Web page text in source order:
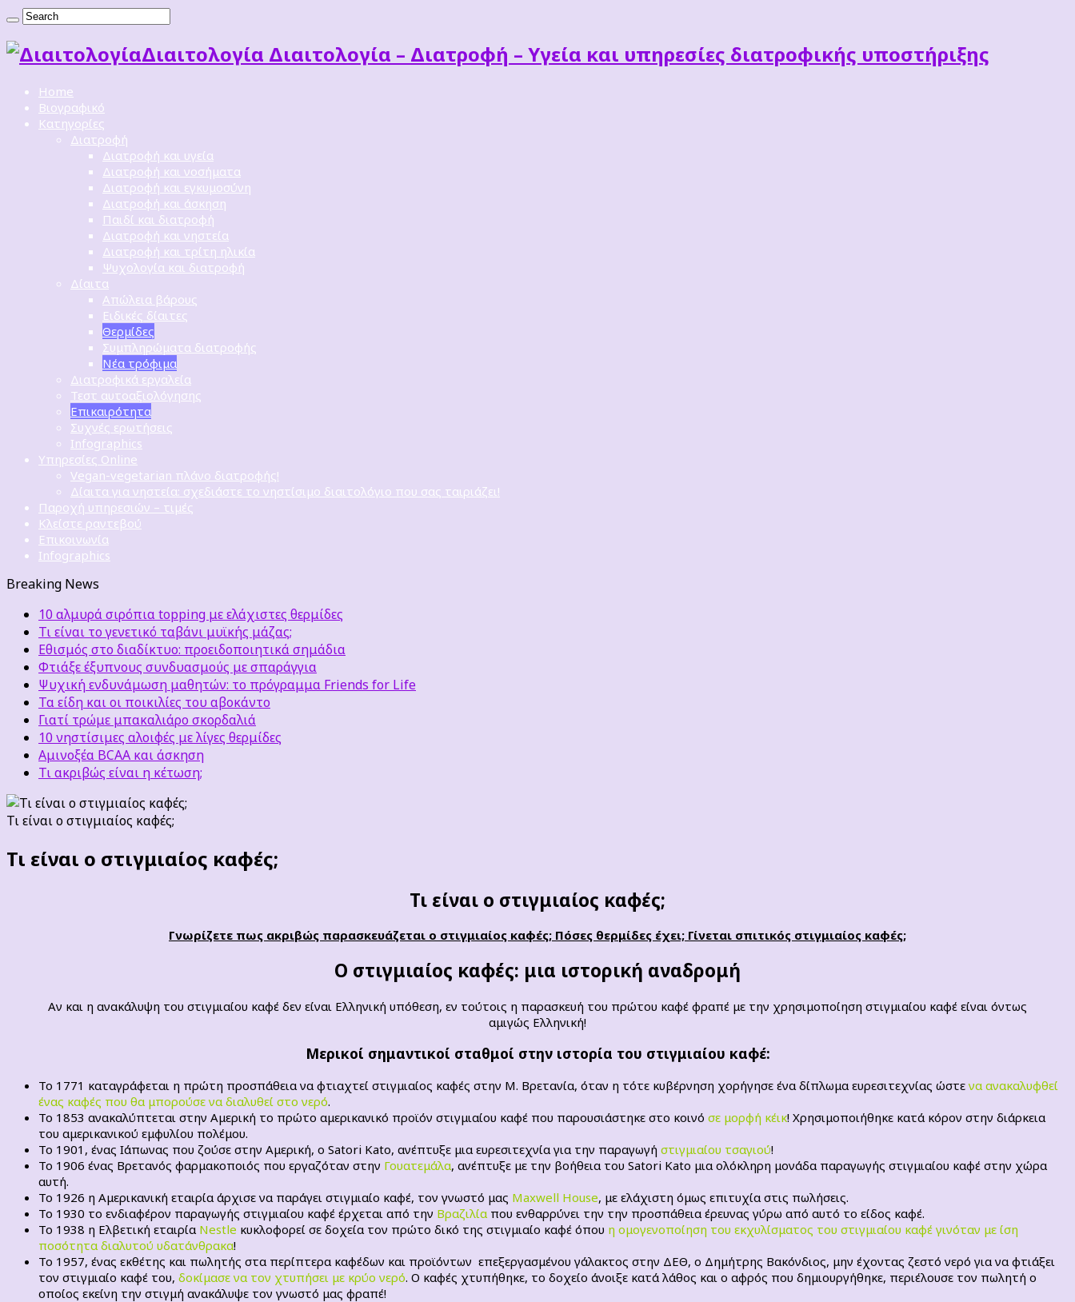
Διαιτoλογία Διαιτολογία – Διατροφή – Υγεία και υπηρεσίες διατροφικής υποστήριξης
Home
Βιογραφικό
Κατηγορίες
Διατροφή
Διατροφή και υγεία
Διατροφή και νοσήματα
Διατροφή και εγκυμοσύνη
Διατροφή και άσκηση
Παιδί και διατροφή
Διατροφή και νηστεία
Διατροφή και τρίτη ηλικία
Ψυχολογία και διατροφή
Δίαιτα
Απώλεια βάρους
Ειδικές δίαιτες
Θερμίδες
Συμπληρώματα διατροφής
Νέα τρόφιμα
Διατροφικά εργαλεία
Τεστ αυτοαξιολόγησης
Επικαιρότητα
Συχνές ερωτήσεις
Infographics
Υπηρεσίες Online
Vegan-vegetarian πλάνο διατροφής!
Δίαιτα για νηστεία: σχεδιάστε το νηστίσιμο διαιτολόγιο που σας ταιριάζει!
Παροχή υπηρεσιών – τιμές
Κλείστε ραντεβού
Επικοινωνία
Infographics
Breaking News
10 αλμυρά σιρόπια topping με ελάχιστες θερμίδες
Τι είναι το γενετικό ταβάνι μυϊκής μάζας;
Εθισμός στο διαδίκτυο: προειδοποιητικά σημάδια
Φτιάξε έξυπνους συνδυασμούς με σπαράγγια
Ψυχική ενδυνάμωση μαθητών: το πρόγραμμα Friends for Life
Τα είδη και οι ποικιλίες του αβοκάντο
Γιατί τρώμε μπακαλιάρο σκορδαλιά
10 νηστίσιμες αλοιφές με λίγες θερμίδες
Αμινοξέα BCAA και άσκηση
Τι ακριβώς είναι η κέτωση;
Τι είναι ο στιγμιαίος καφές;
Τι είναι ο στιγμιαίος καφές;
Τι είναι ο στιγμιαίος καφές;
Γνωρίζετε πως ακριβώς παρασκευάζεται ο στιγμιαίος καφές; Πόσες θερμίδες έχει; Γίνεται σπιτικός στιγμιαίος καφές;
O στιγμιαίος καφές: μια ιστορική αναδρομή
Αν και η ανακάλυψη του στιγμιαίου καφέ δεν είναι Ελληνική υπόθεση, εν τούτοις η παρασκευή του πρώτου καφέ φραπέ με την χρησιμοποίηση στιγμιαίου καφέ είναι όντως
αμιγώς Ελληνική!
Μερικοί σημαντικοί σταθμοί στην ιστορία του στιγμιαίου καφέ:
Το 1771 καταγράφεται η πρώτη προσπάθεια να φτιαχτεί στιγμιαίος καφές στην Μ. Βρετανία, όταν η τότε κυβέρνηση χορήγησε ένα δίπλωμα ευρεσιτεχνίας ώστε να ανακαλυφθεί
ένας καφές που θα μπορούσε να διαλυθεί στο νερό.
Το 1853 ανακαλύπτεται στην Αμερική το πρώτο αμερικανικό προϊόν στιγμιαίου καφέ που παρουσιάστηκε στο κοινό σε μορφή κέικ! Χρησιμοποιήθηκε κατά κόρον στην διάρκεια
του αμερικανικού εμφυλίου πολέμου.
Το 1901, ένας Ιάπωνας που ζούσε στην Αμερική, ο Satori Kato, ανέπτυξε μια ευρεσιτεχνία για την παραγωγή στιγμιαίου τσαγιού!
Το 1906 ένας Βρετανός φαρμακοποιός που εργαζόταν στην Γουατεμάλα, ανέπτυξε με την βοήθεια του Satori Kato μια ολόκληρη μονάδα παραγωγής στιγμιαίου καφέ στην χώρα
αυτή.
Το 1926 η Αμερικανική εταιρία άρχισε να παράγει στιγμιαίο καφέ, τον γνωστό μας Maxwell House, με ελάχιστη όμως επιτυχία στις πωλήσεις.
Το 1930 το ενδιαφέρον παραγωγής στιγμιαίου καφέ έρχεται από την Βραζιλία που ενθαρρύνει την την προσπάθεια έρευνας γύρω από αυτό το είδος καφέ.
Το 1938 η Ελβετική εταιρία Nestle κυκλοφορεί σε δοχεία τον πρώτο δικό της στιγμιαίο καφέ όπου η ομογενοποίηση του εκχυλίσματος του στιγμιαίου καφέ γινόταν με ίση
ποσότητα διαλυτού υδατάνθρακα!
Το 1957, ένας εκθέτης και πωλητής στα περίπτερα καφέδων και προϊόντων επεξεργασμένου γάλακτος στην ΔΕΘ, ο Δημήτρης Βακόνδιος, μην έχοντας ζεστό νερό για να φτιάξει
τον στιγμιαίο καφέ του, δοκίμασε να τον χτυπήσει με κρύο νερό. Ο καφές χτυπήθηκε, το δοχείο άνοιξε κατά λάθος και ο αφρός που δημιουργήθηκε, περιέλουσε τον πωλητή ο
οποίος εκείνη την στιγμή ανακάλυψε τον γνωστό μας φραπέ!